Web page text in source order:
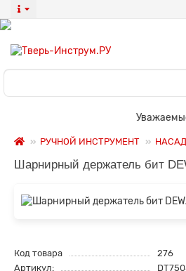
Уважаемые
РУЧНОЙ ИНСТРУМЕНТ
Шарнирный держатель бит
Код товара
276
Артикул: